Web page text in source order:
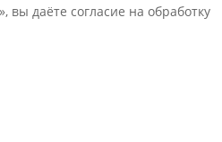
вы даёте согласие на обработку